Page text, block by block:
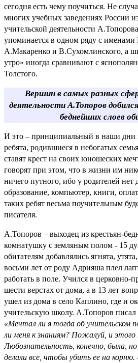
сегодня есть чему поучиться. Не
многих учебных заведениях России
учительской деятельности
упоминается в одном ряду с
А.Макаренко и В.Сухомлинского, а
утро» иногда сравнивают с
Толстого.
Вершин в самых разных
деятельности А.Топоров
беднейших слоев
И это – принципиальный в наши дни
ребята, родившиеся в небогатых
ставят крест на своих юношеских
говорят при этом, что в жизни им
ничего путного, ибо у родителей нет
образование, компьютер, книги,
таких ребят весьма поучительным
писателя.
А.Топоров – выходец из крестьян-
комнатушку с земляным полом - 15
обитателям добавлялись ягнята,
восьми лет от роду Адрияша плел
работать в поле. Учился в церковно-
шести верстах от дома, а в 13 лет
ушел из дома в село Каплино, где и
учительскую школу. А.Топоров
«Мечтал ли я тогда об учительском
ли меня к знаниям? Пожалуй, и этого
Любознательность, конечно, была,
делали все, чтобы убить ее на